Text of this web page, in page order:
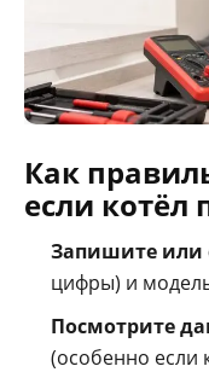
Как
если котёл
Запишите или
цифры) и
Посмотрите
(особенно если